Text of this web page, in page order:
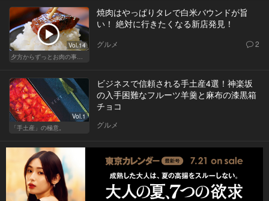
Vol.14
夕方からずっとお肉の事を考えてる貴方へ
焼肉はやっぱりタレで白米バウンドが旨
い！ 絶対に行きたくなる新店発見！
グルメ 2
Vol.1
「手土産」の極意。
ビジネスで信頼される手土産4選！神楽坂
の入手困難なフルーツ羊羹と麻布の漆黒箱
チョコ
グルメ